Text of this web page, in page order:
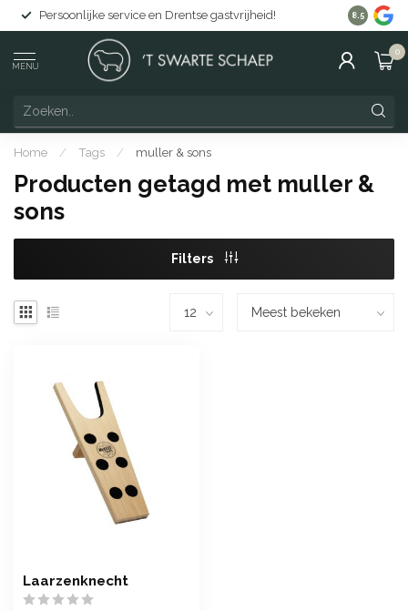
Persoonlijke service en Drentse gastvrijheid! Gratis
8.5
MENU
0
Home / Tags / muller & sons
Producten getagd met muller &
sons
Filters
Laarzenknecht